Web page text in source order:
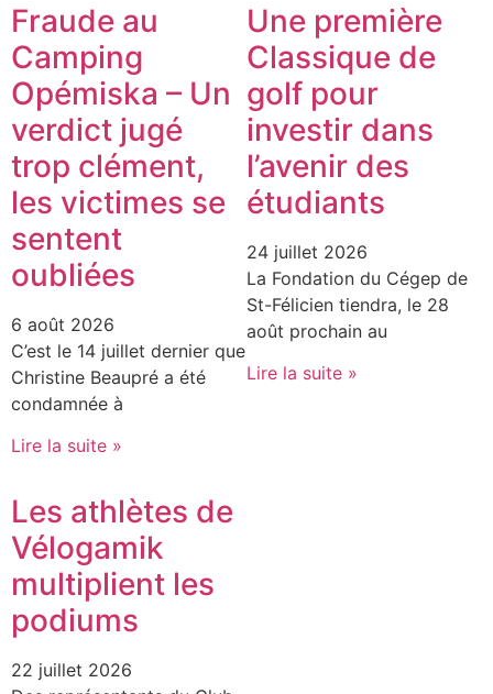
Fraude au
Camping
Opémiska – Un
verdict jugé
trop clément,
les victimes se
sentent
oubliées
6 août 2026
C’est le 14 juillet dernier que
Christine Beaupré a été
condamnée à
Lire la suite »
Une première
Classique de
golf pour
investir dans
l’avenir des
étudiants
24 juillet 2026
La Fondation du Cégep de
St-Félicien tiendra, le 28
août prochain au
Lire la suite »
Les athlètes de
Vélogamik
multiplient les
podiums
22 juillet 2026